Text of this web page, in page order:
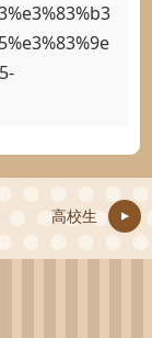
高校生